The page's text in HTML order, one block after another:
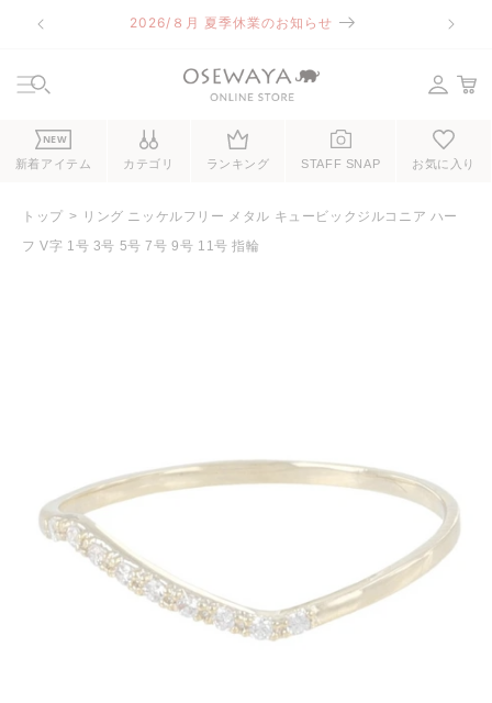
ンツに
2026/８月 夏季休業のお知らせ 令和8
NEW
新着アイテム カテゴリ ランキング STAFF SNAP お気に入り
トップ
リング ニッケルフリー メタル キュービックジルコニア ハー
フ V字 1号 3号 5号 7号 9号 11号 指輪